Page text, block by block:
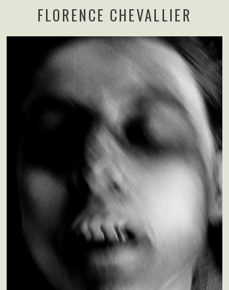
FLORENCE CHEVALLIER